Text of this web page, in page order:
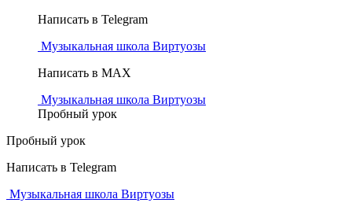
Написать в Telegram
Музыкальная школа Виртуозы
Написать в MAX
Музыкальная школа Виртуозы
Пробный урок
Пробный урок
Написать в Telegram
Музыкальная школа Виртуозы